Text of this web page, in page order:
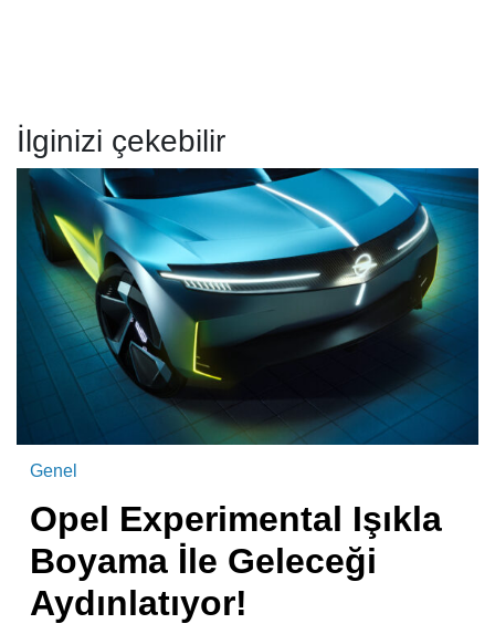
İlginizi çekebilir
Genel
Opel Experimental Işıkla
Boyama İle Geleceği
Aydınlatıyor!